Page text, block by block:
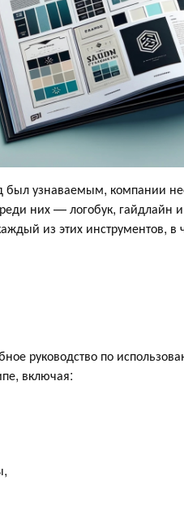
был узнаваемым, компании
них — логобук, гайдлайн
из этих инструментов,
руководство по
включая: